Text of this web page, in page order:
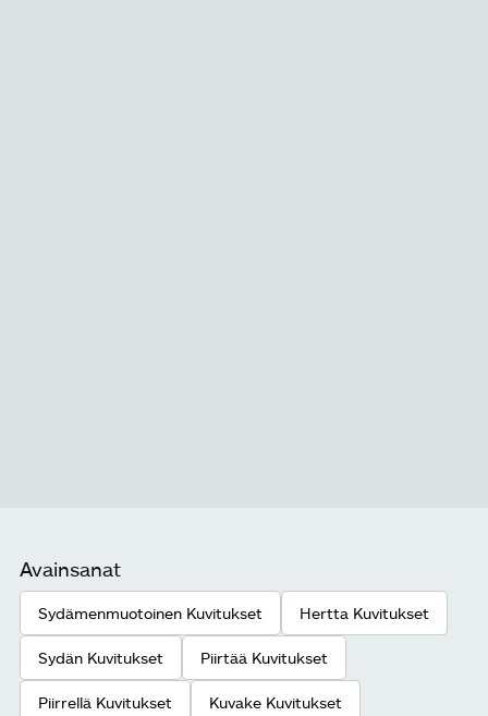
Avainsanat
Sydämenmuotoinen Kuvitukset Hertta Kuvitukset
Sydän Kuvitukset Piirtää Kuvitukset
Piirrellä Kuvitukset Kuvake Kuvitukset